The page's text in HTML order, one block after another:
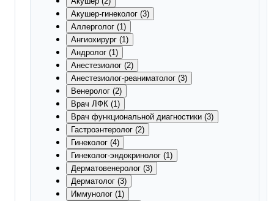
Акушер-гинеколог (3)
Аллерголог (1)
Ангиохирург (1)
Андролог (1)
Анестезиолог (2)
Анестезиолог-реаниматолог (3)
Венеролог (2)
Врач ЛФК (1)
Врач функциональной диагностики (3)
Гастроэнтеролог (2)
Гинеколог (4)
Гинеколог-эндокринолог (1)
Дерматовенеролог (3)
Дерматолог (3)
Иммунолог (1)